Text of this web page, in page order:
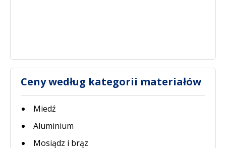
Ceny według kategorii materiałów
Miedź
Aluminium
Mosiądz i brąz